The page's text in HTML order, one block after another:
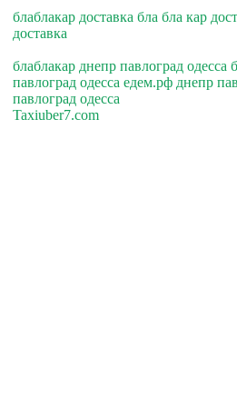
блаблакар доставка бла бла кар
доставка
блаблакар днепр павлоград одесса
павлоград одесса едем.рф днепр
павлоград одесса
Taxiuber7.com